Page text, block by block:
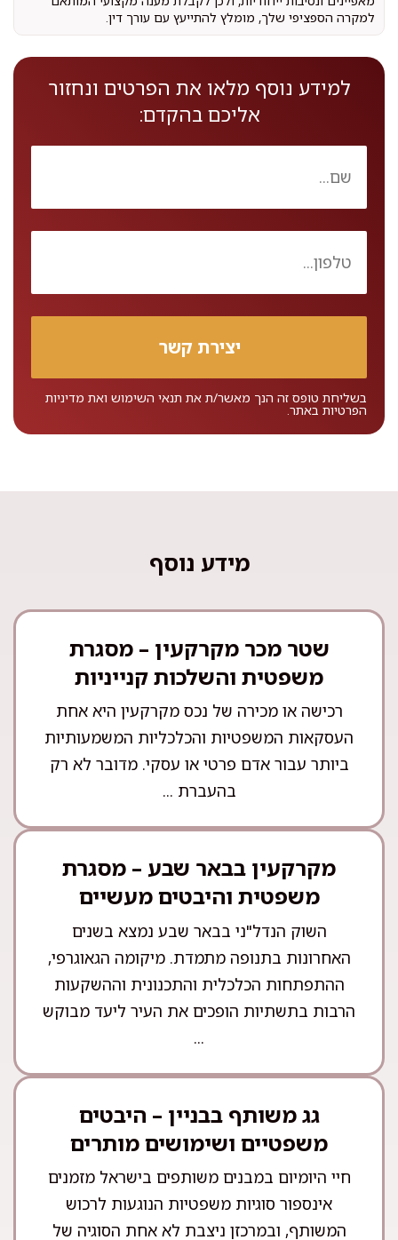
למקרה הספציפי שלך, מומלץ להתייעץ עם עורך דין.
למידע נוסף מלאו את הפרטים ונחזור
אליכם בהקדם:
בשליחת טופס זה הנך מאשר/ת את תנאי השימוש ואת מדיניות
הפרטיות באתר.
מידע נוסף
שטר מכר מקרקעין – מסגרת
משפטית והשלכות קנייניות
רכישה או מכירה של נכס מקרקעין היא אחת
העסקאות המשפטיות והכלכליות המשמעותיות
ביותר עבור אדם פרטי או עסקי. מדובר לא רק
בהעברת ...
מקרקעין בבאר שבע – מסגרת
משפטית והיבטים מעשיים
השוק הנדל"ני בבאר שבע נמצא בשנים
האחרונות בתנופה מתמדת. מיקומה הגאוגרפי,
ההתפתחות הכלכלית והתכנונית וההשקעות
הרבות בתשתיות הופכים את העיר ליעד מבוקש
...
גג משותף בבניין – היבטים
משפטיים ושימושים מותרים
חיי היומיום במבנים משותפים בישראל מזמנים
אינספור סוגיות משפטיות הנוגעות לרכוש
המשותף, ובמרכזן ניצבת לא אחת הסוגיה של